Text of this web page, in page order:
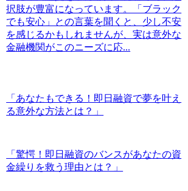
択肢が豊富になっています。「ブラック
でも安心」との言葉を聞くと、少し不安
を感じるかもしれませんが、実は意外な
金融機関がこのニーズに応...
「あなたもできる！即日融資で夢を叶え
る意外な方法とは？」
「驚愕！即日融資のバンスがあなたの資
金繰りを救う理由とは？」